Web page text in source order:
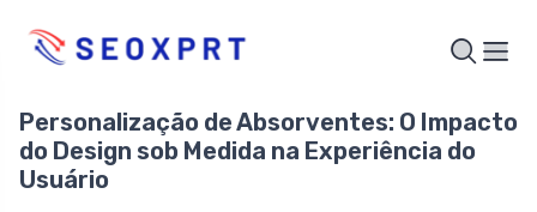
Personalização de Absorventes: O Impacto
do Design sob Medida na Experiência do
Usuário